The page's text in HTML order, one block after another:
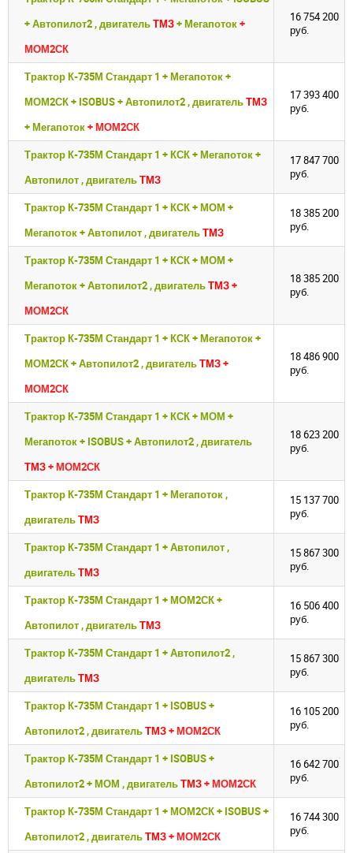
+ Автопилот2 , двигательТМЗ+ Мегапоток+
МОМ2СК
16 754 200
руб.
Трактор К-735М Стандарт 1 + Мегапоток +
МОМ2СК + ISOBUS + Автопилот2 , двигательТМЗ
+ Мегапоток+ МОМ2СК
17 393 400
руб.
Трактор К-735М Стандарт 1 + КСК + Мегапоток +
Автопилот , двигательТМЗ
17 847 700
руб.
Трактор К-735М Стандарт 1 + КСК + МОМ +
Мегапоток + Автопилот , двигательТМЗ
18 385 200
руб.
Трактор К-735М Стандарт 1 + КСК + МОМ +
Мегапоток + Автопилот2 , двигательТМЗ+
МОМ2СК
18 385 200
руб.
Трактор К-735М Стандарт 1 + КСК + Мегапоток +
МОМ2СК + Автопилот2 , двигательТМЗ+
МОМ2СК
18 486 900
руб.
Трактор К-735М Стандарт 1 + КСК + МОМ +
Мегапоток + ISOBUS + Автопилот2 , двигатель
ТМЗ+ МОМ2СК
18 623 200
руб.
Трактор К-735М Стандарт 1 + Мегапоток ,
двигательТМЗ
15 137 700
руб.
Трактор К-735М Стандарт 1 + Автопилот ,
двигательТМЗ
15 867 300
руб.
Трактор К-735М Стандарт 1 + МОМ2СК +
Автопилот , двигательТМЗ
16 506 400
руб.
Трактор К-735М Стандарт 1 + Автопилот2 ,
двигательТМЗ
15 867 300
руб.
Трактор К-735М Стандарт 1 + ISOBUS +
Автопилот2 , двигательТМЗ+ МОМ2СК
16 105 200
руб.
Трактор К-735М Стандарт 1 + ISOBUS +
Автопилот2 + МОМ , двигательТМЗ+ МОМ2СК
16 642 700
руб.
Трактор К-735М Стандарт 1 + МОМ2СК + ISOBUS +
Автопилот2 , двигательТМЗ+ МОМ2СК
16 744 300
руб.